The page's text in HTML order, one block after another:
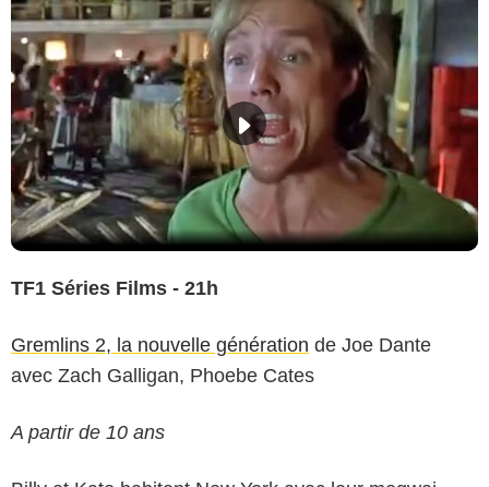
TF1 Séries Films - 21h
Gremlins 2, la nouvelle génération de Joe Dante
avec Zach Galligan, Phoebe Cates
A partir de 10 ans